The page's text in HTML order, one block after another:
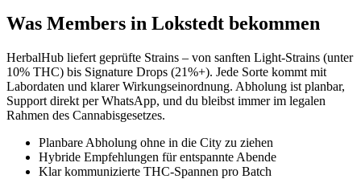
Was Members in Lokstedt bekommen
HerbalHub liefert geprüfte Strains – von sanften Light-Strains (unter
10% THC) bis Signature Drops (21%+). Jede Sorte kommt mit
Labordaten und klarer Wirkungseinordnung. Abholung ist planbar,
Support direkt per WhatsApp, und du bleibst immer im legalen
Rahmen des Cannabisgesetzes.
Planbare Abholung ohne in die City zu ziehen
Hybride Empfehlungen für entspannte Abende
Klar kommunizierte THC-Spannen pro Batch